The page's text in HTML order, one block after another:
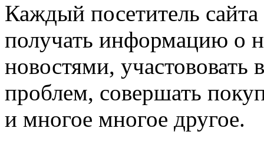
Каждый посетитель
получать информацию о
новостями,
проблем, совершать
и многое многое другое.